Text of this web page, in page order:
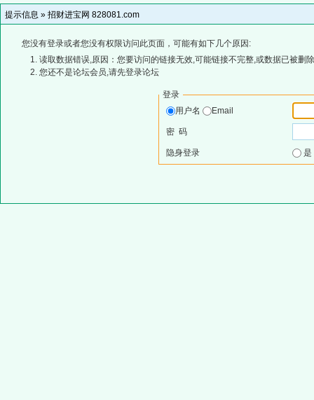
提示信息 » 招财进宝网 828081.com
您没有登录或者您没有权限访问此页面，可能有如下几个原因:
读取数据错误,原因：您要访问的链接无效,可能链接不完整,或数据已被删
您还不是论坛会员,请先登录论坛
登录
用户名
Email
密 码
隐身登录